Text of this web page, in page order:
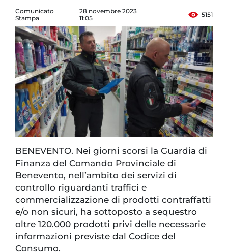
Comunicato
Stampa
28 novembre 2023
11:05
5151
BENEVENTO. Nei giorni scorsi la Guardia di
Finanza del Comando Provinciale di
Benevento, nell’ambito dei servizi di
controllo riguardanti traffici e
commercializzazione di prodotti contraffatti
e/o non sicuri, ha sottoposto a sequestro
oltre 120.000 prodotti privi delle necessarie
informazioni previste dal Codice del
Consumo.